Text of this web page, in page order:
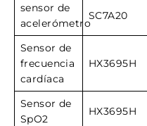
sensor de
acelerómetro
SC7A20
Sensor de
frecuencia
cardíaca
HX3695H
Sensor de
SpO2
HX3695H